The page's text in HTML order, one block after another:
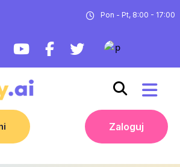
Pon - Pt, 8:00 - 17:00
Zaloguj